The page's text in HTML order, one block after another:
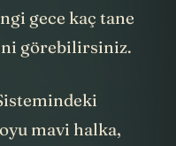
yeni asteroitleri
gece kaç tane